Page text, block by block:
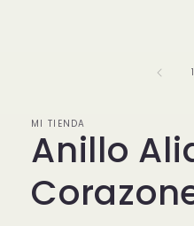
1
MI TIENDA
Anillo